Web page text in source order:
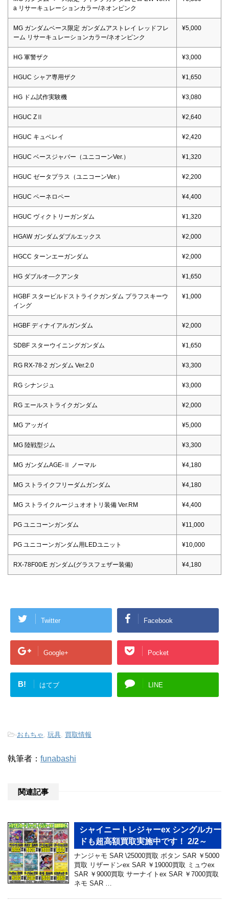
a リサーキュレーションカラー/ネオンピンク
MG ガンダムベース限定 ガンダムアストレイ レッドフレ
ーム リサーキュレーションカラー/ネオンピンク
¥5,000
HG 軍警ザク ¥3,000
HGUC シャア専用ザク ¥1,650
HG ドム試作実験機 ¥3,080
HGUC ZⅡ ¥2,640
HGUC キュベレイ ¥2,420
HGUC ベースジャバー（ユニコーンVer.） ¥1,320
HGUC ゼータプラス（ユニコーンVer.） ¥2,200
HGUC ペーネロペー ¥4,400
HGUC ヴィクトリーガンダム ¥1,320
HGAW ガンダムダブルエックス ¥2,000
HGCC ターンエーガンダム ¥2,000
HG ダブルオ―クアンタ ¥1,650
HGBF スタービルドストライクガンダム プラフスキーウ
イング
¥1,000
HGBF ディナイアルガンダム ¥2,000
SDBF スターウイニングガンダム ¥1,650
RG RX-78-2 ガンダム Ver.2.0 ¥3,300
RG シナンジュ ¥3,000
RG エールストライクガンダム ¥2,000
MG アッガイ ¥5,000
MG 陸戦型ジム ¥3,300
MG ガンダムAGE-Ⅱ ノーマル ¥4,180
MG ストライクフリーダムガンダム ¥4,180
MG ストライクルージュオオトリ装備 Ver.RM ¥4,400
PG ユニコーンガンダム ¥11,000
PG ユニコーンガンダム用LEDユニット ¥10,000
RX-78F00/E ガンダム(グラスフェザー装備) ¥4,180
Twitter Facebook
Google+ Pocket
B! はてブ LINE
-おもちゃ, 玩具, 買取情報
執筆者： funabashi
関連記事
シャイニートレジャーex シングルカー
ドも超高額買取実施中です！ 2/2～
ナンジャモ SAR \25000買取 ボタン SAR ￥5000
買取 リザードンex SAR ￥19000買取 ミュウex
SAR ￥9000買取 サーナイトex SAR ￥7000買取
ネモ SAR …